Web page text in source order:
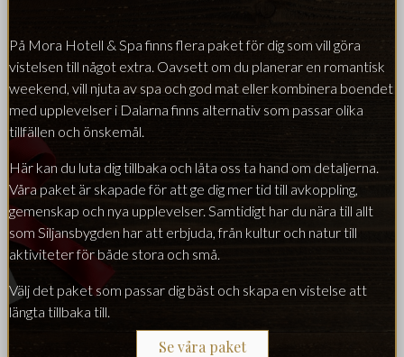
På Mora Hotell & Spa finns flera paket för dig som vill göra
vistelsen till något extra. Oavsett om du planerar en romantisk
weekend, vill njuta av spa och god mat eller kombinera boendet
med upplevelser i Dalarna finns alternativ som passar olika
tillfällen och önskemål.
Här kan du luta dig tillbaka och låta oss ta hand om detaljerna.
Våra paket är skapade för att ge dig mer tid till avkoppling,
gemenskap och nya upplevelser. Samtidigt har du nära till allt
som Siljansbygden har att erbjuda, från kultur och natur till
aktiviteter för både stora och små.
Välj det paket som passar dig bäst och skapa en vistelse att
längta tillbaka till.
Se våra paket